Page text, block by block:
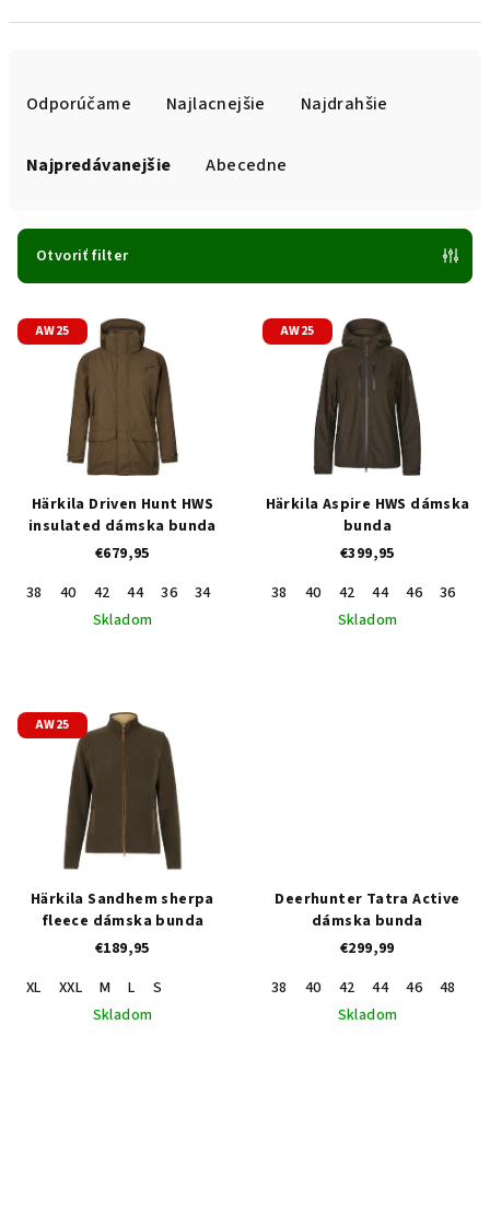
p
r
o
Odporúčame Najlacnejšie Najdrahšie
Najpredávanejšie Abecedne
Otvoriť filter
V
ý
v
AW25
Härkila Driven Hunt HWS
insulated dámska bunda
€679,95
38
40 42 44 36
34
Skladom
AW25
Härkila Aspire HWS dámska
bunda
€399,95
38
40 42 44 46 36
Skladom
AW25
Härkila Sandhem sherpa
fleece dámska bunda
€189,95
XL
XXL M L
S
Skladom
Deerhunter Tatra Active
dámska bunda
€299,99
38
40 42 44 46 48
Skladom